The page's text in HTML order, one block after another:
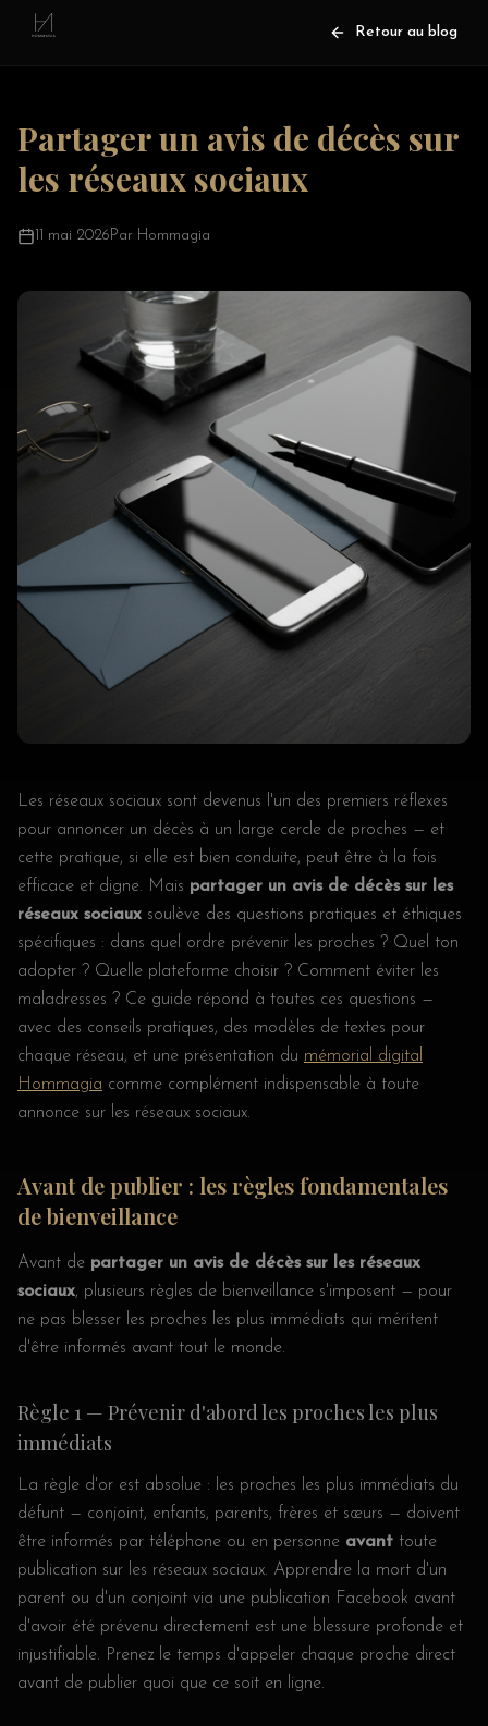
Retour au blog
Partager un avis de décès sur
les réseaux sociaux
11 mai 2026Par Hommagia
Les réseaux sociaux sont devenus l'un des premiers réflexes
pour annoncer un décès à un large cercle de proches — et
cette pratique, si elle est bien conduite, peut être à la fois
efficace et digne. Mais partager un avis de décès sur les
réseaux sociaux soulève des questions pratiques et éthiques
spécifiques : dans quel ordre prévenir les proches ? Quel ton
adopter ? Quelle plateforme choisir ? Comment éviter les
maladresses ? Ce guide répond à toutes ces questions —
avec des conseils pratiques, des modèles de textes pour
chaque réseau, et une présentation du mémorial digital
Hommagia comme complément indispensable à toute
annonce sur les réseaux sociaux.
Avant de publier : les règles fondamentales
de bienveillance
Avant de partager un avis de décès sur les réseaux
sociaux, plusieurs règles de bienveillance s'imposent — pour
ne pas blesser les proches les plus immédiats qui méritent
d'être informés avant tout le monde.
Règle 1 — Prévenir d'abord les proches les plus
immédiats
La règle d'or est absolue : les proches les plus immédiats du
défunt — conjoint, enfants, parents, frères et sœurs — doivent
être informés par téléphone ou en personne avant toute
publication sur les réseaux sociaux. Apprendre la mort d'un
parent ou d'un conjoint via une publication Facebook avant
d'avoir été prévenu directement est une blessure profonde et
injustifiable. Prenez le temps d'appeler chaque proche direct
avant de publier quoi que ce soit en ligne.